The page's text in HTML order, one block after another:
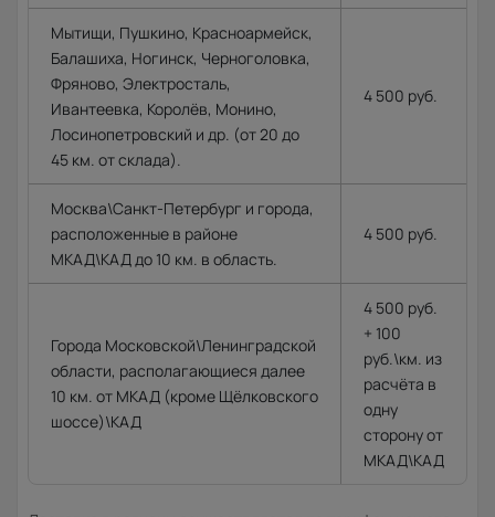
Мытищи, Пушкино, Красноармейск,
Балашиха, Ногинск, Черноголовка,
Фряново, Электросталь,
Ивантеевка, Королёв, Монино,
Лосинопетровский и др. (от 20 до
45 км. от склада).
4 500 руб.
Москва\Санкт-Петербург и города,
расположенные в районе
МКАД\КАД до 10 км. в область.
4 500 руб.
Города Московской\Ленинградской
области, располагающиеся далее
10 км. от МКАД (кроме Щёлковского
шоссе)\КАД
4 500 руб.
+ 100
руб.\км. из
расчёта в
одну
сторону от
МКАД\КАД